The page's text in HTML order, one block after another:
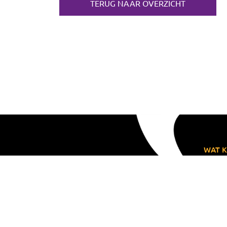
TERUG NAAR OVERZICHT
WAT